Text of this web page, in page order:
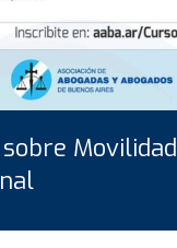
Movilidad